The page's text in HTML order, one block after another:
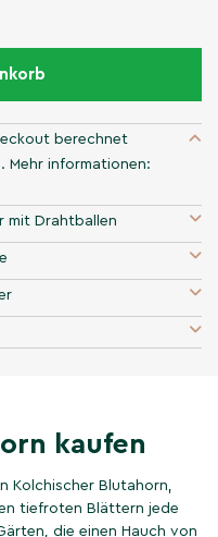
berechnet
Mehr informationen:
mit Drahtballen
kaufen
Kolchischer Blutahorn,
tiefroten Blättern jede
die einen Hauch von